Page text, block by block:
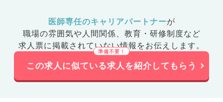
医師専任のキャリアパートナーが
職場の雰囲気や人間関係、 教育・研修制度など
求人票に掲載されていない情報をお伝えします。
この求人に似ている求人を紹介してもらう